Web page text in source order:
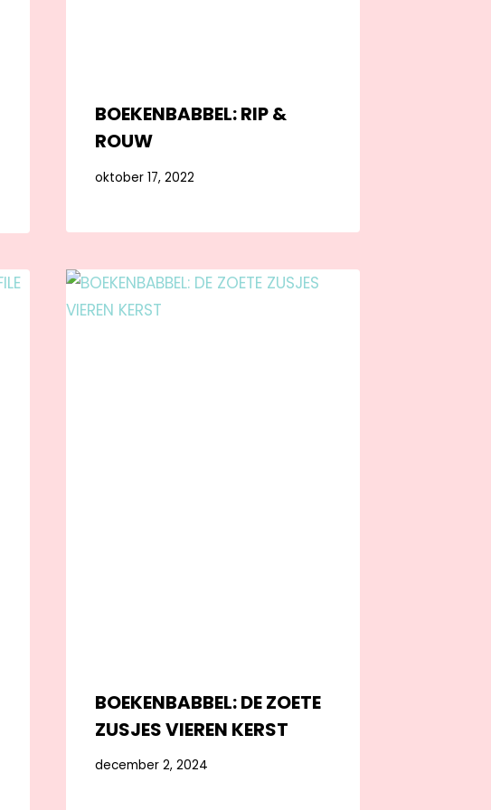
BOEKENBABBEL: RIP &
ROUW
oktober 17, 2022
BOEKENBABBEL: DE ZOETE
ZUSJES VIEREN KERST
december 2, 2024